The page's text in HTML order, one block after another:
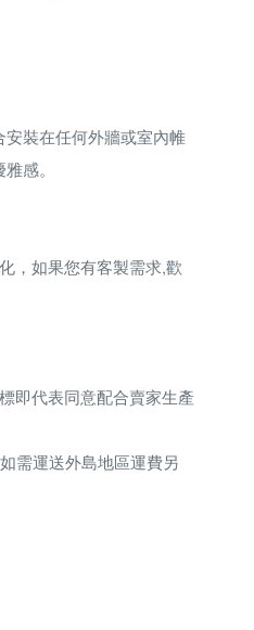
裝在任何外牆或室內帷
感。
，如果您有客製需求,歡
即代表同意配合賣家生產
需運送外島地區運費另